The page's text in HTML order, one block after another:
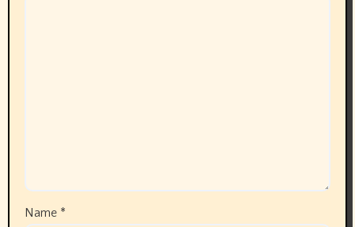
Name *